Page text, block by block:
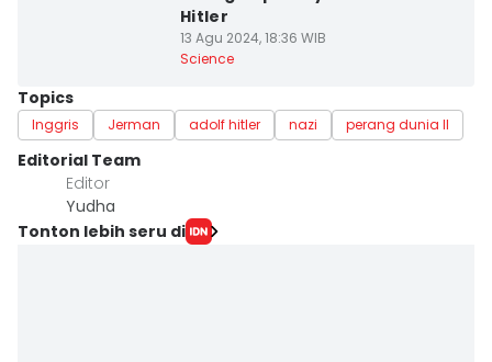
Hitler
13 Agu 2024, 18:36 WIB
Science
Topics
Inggris Jerman adolf hitler nazi perang dunia II
Editorial Team
Editor
Yudha ‎
Tonton lebih seru di